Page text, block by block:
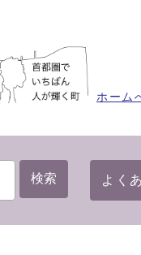
ホーム
検索 よく